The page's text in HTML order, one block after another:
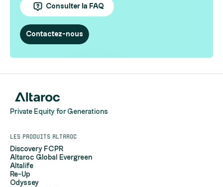
Consulter la FAQ
Contactez-nous
Private Equity for Generations
Les produits Altaroc
Discovery FCPR
Altaroc Global Evergreen
Altalife
Re-Up
Odyssey